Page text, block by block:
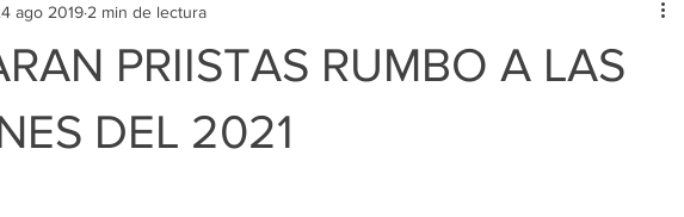
GRILLA SAN NICOLAS
PRIISTAS RUMBO A LAS
DEL 2021
ago 2019 2 min de lectura